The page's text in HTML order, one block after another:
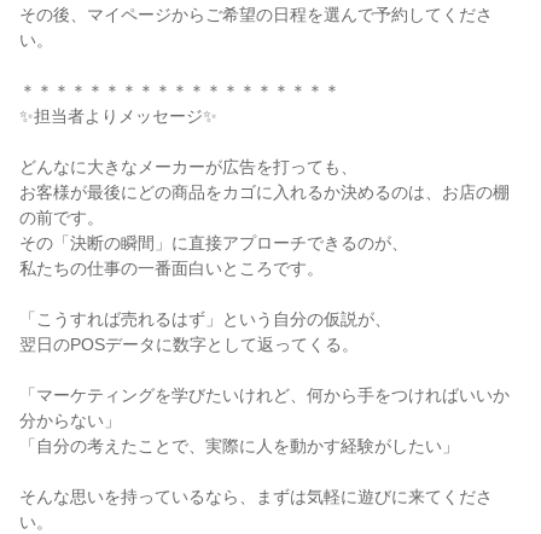
その後、マイページからご希望の日程を選んで予約してくださ
い。
＊＊＊＊＊＊＊＊＊＊＊＊＊＊＊＊＊＊＊
✨担当者よりメッセージ✨
どんなに大きなメーカーが広告を打っても、
お客様が最後にどの商品をカゴに入れるか決めるのは、お店の棚
の前です。
その「決断の瞬間」に直接アプローチできるのが、
私たちの仕事の一番面白いところです。
「こうすれば売れるはず」という自分の仮説が、
翌日のPOSデータに数字として返ってくる。
「マーケティングを学びたいけれど、何から手をつければいいか
分からない」
「自分の考えたことで、実際に人を動かす経験がしたい」
そんな思いを持っているなら、まずは気軽に遊びに来てくださ
い。